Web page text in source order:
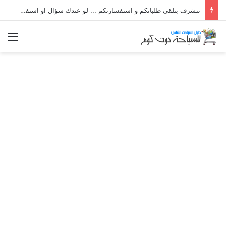
نتشرف بتلقي طلباتكم و استفسارتكم ... لو عندك سؤال او استفسار ماتدرددش فى طلب المساعدة